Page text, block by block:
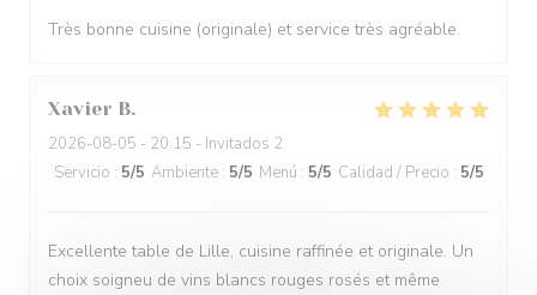
Très bonne cuisine (originale) et service très agréable.
Xavier B
2026-08-05 - 20:15 - Invitados 2
Servicio : 5/5 Ambiente : 5/5 Menú : 5/5 Calidad / Precio : 5/5
Excellente table de Lille, cuisine raffinée et originale. Un
choix soigneu de vins blancs rouges rosés et même